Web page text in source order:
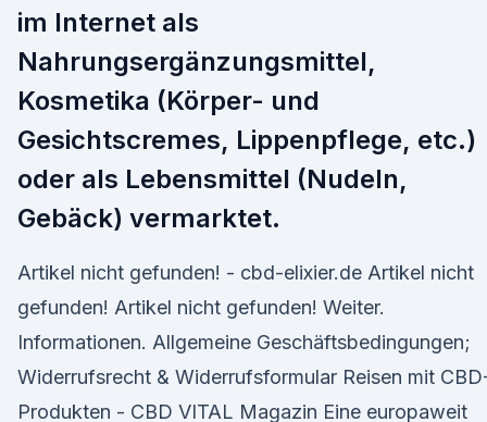
im Internet als
Nahrungsergänzungsmittel,
Kosmetika (Körper- und
Gesichtscremes, Lippenpflege, etc.)
oder als Lebensmittel (Nudeln,
Gebäck) vermarktet.
Artikel nicht gefunden! - cbd-elixier.de Artikel nicht
gefunden! Artikel nicht gefunden! Weiter.
Informationen. Allgemeine Geschäftsbedingungen;
Widerrufsrecht & Widerrufsformular Reisen mit
Produkten - CBD VITAL Magazin Eine europaweit